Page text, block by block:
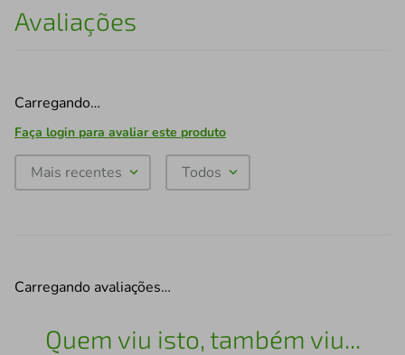
Avaliações
Carregando…
Faça login para avaliar este produto
Mais recentes Todos
Carregando avaliações…
Quem viu isto, também viu...